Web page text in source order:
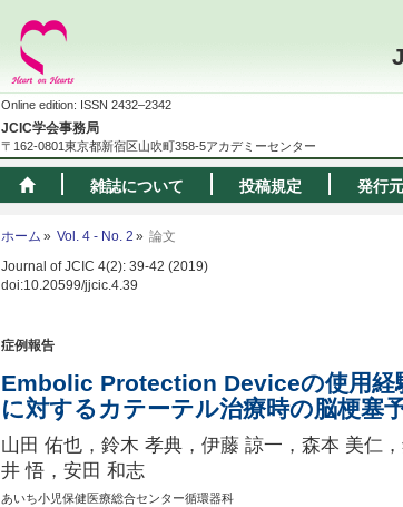
Online edition: ISSN 2432–2342
JCIC学会事務局
〒162-0801東京都新宿区山吹町358-5アカデミーセンター
雑誌について 投稿規定 発行元
ホーム Vol. 4 - No. 2
論文
Journal of JCIC 4(2): 39-42 (2019)
doi:10.20599/jjcic.4.39
症例報告
Embolic Protection Deviceの使用経
に対するカテーテル治療時の脳梗塞
山田 佑也，鈴木 孝典，伊藤 諒一，森本 美仁
井 悟，安田 和志
あいち小児保健医療総合センター循環器科